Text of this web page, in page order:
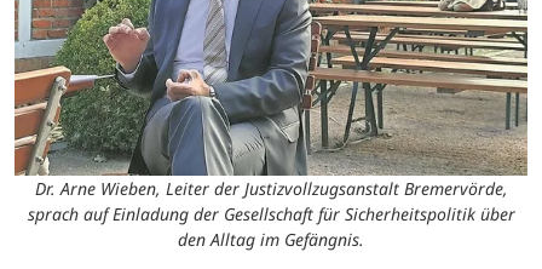
Dr. Arne Wieben, Leiter der Justizvollzugsanstalt Bremervörde,
sprach auf Einladung der Gesellschaft für Sicherheitspolitik über
den Alltag im Gefängnis.